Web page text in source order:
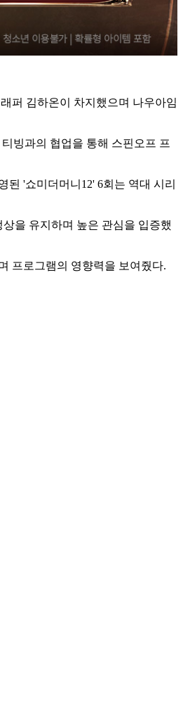
퍼 김하온이 차지했으며 나우아임
빙과의 협업을 통해 스핀오프 프
된 '쇼미더머니12' 6회는 역대 시리
을 유지하며 높은 관심을 입증했
프로그램의 영향력을 보여줬다.